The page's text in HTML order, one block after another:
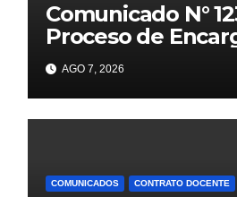
Comunicado N°
Proceso de
2026
AGO 7, 2026
COMUNICADOS CONTRATO DOCENTE